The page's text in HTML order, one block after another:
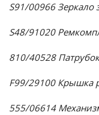
S91/00966 Зеркало
S48/91020
810/40528
F99/29100 Крышка
555/06614